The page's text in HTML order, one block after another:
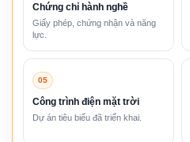
Chứng chỉ hành nghề
Giấy phép, chứng nhận và năng
lực.
05
Công trình điện mặt trời
Dự án tiêu biểu đã triển khai.